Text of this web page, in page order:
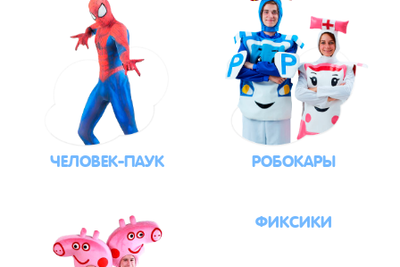
ЧЕЛОВЕК-ПАУК РОБОКАРЫ
ФИКСИКИ